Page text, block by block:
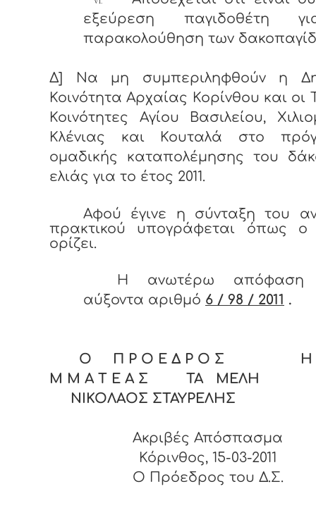
VI.
εξεύρεση παγιδοθέτη
παρακολούθηση των
Δ] Να μη συμπεριληφθούν η
Κοινότητα Αρχαίας Κορίνθου και οι
Κοινότητες Αγίου Βασιλείου,
Κλένιας και Κουταλά στο
ομαδικής καταπολέμησης του
ελιάς για το έτος 2011.
Αφού έγινε η σύνταξη του
πρακτικού υπογράφεται όπως ο
ορίζει.
Η ανωτέρω απόφαση
αύξοντα αριθμό 6 / 98 / 2011 .
Ο Π Ρ Ο Ε Δ Ρ Ο Σ Η Γ
Μ Μ Α Τ Ε Α Σ ΤΑ ΜΕΛΗ
ΝΙΚΟΛΑΟΣ ΣΤΑΥΡΕΛΗΣ
Ακριβές Απόσπασμα
Κόρινθος, 15-03-2011
O Πρόεδρος του Δ.Σ.